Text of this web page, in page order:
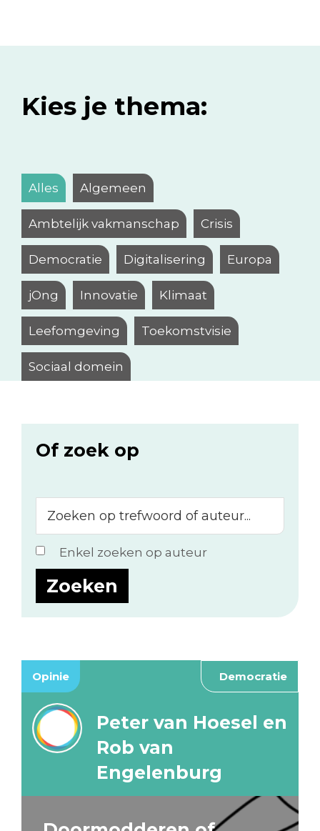
Kies je thema:
Alles Algemeen
Ambtelijk vakmanschap Crisis
Democratie Digitalisering Europa
jOng Innovatie Klimaat
Leefomgeving Toekomstvisie
Sociaal domein
Of zoek op
op
trefwoord
of
auteur...
Enkel zoeken op auteur
Opinie Democratie
Peter van Hoesel en
Rob van
Engelenburg